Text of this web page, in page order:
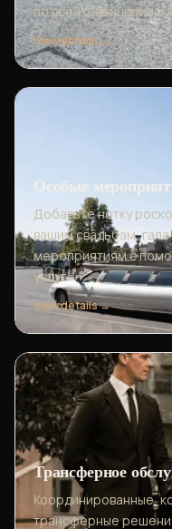
по всей Швейцарии и
View details →
Особые
Добавьте нотку
вашим свадьбам,
мероприятиям с
услуг.
View details →
Трансферное
Координированные,
трансферные